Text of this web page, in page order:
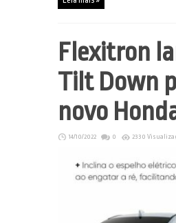
Flexitron
Tilt Down
novo
14/10/2022 0 2330